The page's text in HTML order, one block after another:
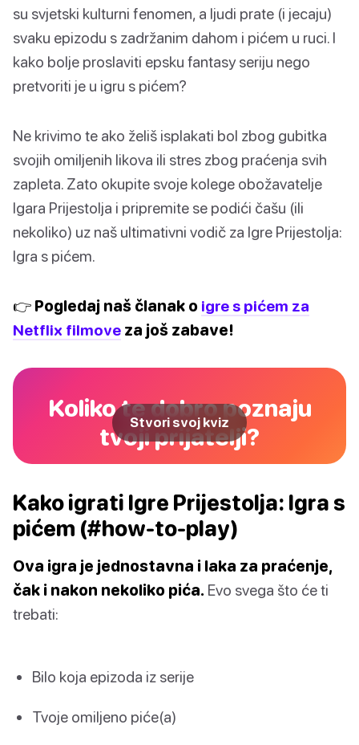
su svjetski kulturni fenomen, a ljudi prate (i jecaju)
svaku epizodu s zadržanim dahom i pićem u ruci. I
kako bolje proslaviti epsku fantasy seriju nego
pretvoriti je u igru s pićem?
Ne krivimo te ako želiš isplakati bol zbog gubitka
svojih omiljenih likova ili stres zbog praćenja svih
zapleta. Zato okupite svoje kolege obožavatelje
Igara Prijestolja i pripremite se podići čašu (ili
nekoliko) uz naš ultimativni vodič za Igre Prijestolja:
Igra s pićem.
👉 Pogledaj naš članak o igre s pićem za
Netflix filmove za još zabave!
Koliko te dobro poznaju
tvoji prijatelji?
Stvori svoj kviz
Kako igrati Igre Prijestolja: Igra s
pićem (#how-to-play)
Ova igra je jednostavna i laka za praćenje,
čak i nakon nekoliko pića. Evo svega što će ti
trebati:
Bilo koja epizoda iz serije
Tvoje omiljeno piće(a)